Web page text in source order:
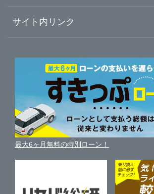
初めての中古車購入ガイド
中古車人気ランキング
自動車ローンを調べる
ガリバーの自動車ローン
車買い替えの基礎知識
近くのお店で車を探す
ガリバーの査定が選ばれる理由
車を売る時よくある質問
便利な査定サービス
中古車買取相場（毎月更新）
車の個人売買ガイド
車初心者まとめ
新車・中古車カタログ
車の燃費を調べる
車種別クチコミ
車比較サイト
サイト内リンク
サイトマップ
サイトの使用条件
利用規約
保険代理店業務に関する基本方針
最大6ヶ月無料の特別ローン！